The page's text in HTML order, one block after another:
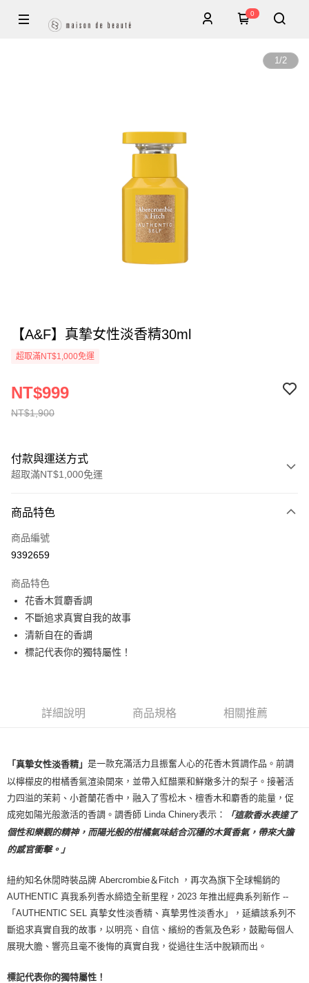
0
1/2
【A&F】真摯女性淡香精30ml
超取滿NT$1,000免運
NT$1,900
NT$999
付款與運送方式
超取滿NT$1,000免運
信用卡一次付款
ATM付款
運送方式
付款後全家取貨
每筆NT$80，滿NT$1,000(含以上)免運費
付款後萊爾富取貨
每筆NT$80，滿NT$1,000(含以上)免運費
商品特色
商品編號
9392659
商品特色
花香木質麝香調
不斷追求真實自我的故事
清新自在的香調
標記代表你的獨特屬性！
詳細說明 商品規格 相關推薦
「真摯女性淡香精」 是一款充滿活力且振奮人心的花香木質調作品。前調
以檸檬皮的柑橘香氣渲染開來，並帶入紅醋栗和鮮嫩多汁的梨子。接著活
力四溢的茉莉、小蒼蘭花香中，融入了雪松木、檀香木和麝香的能量，促
成宛如陽光般激活的香調。調香師 Linda Chinery表示：
「這款香水表達了
個性和樂觀的精神，而陽光般的柑橘氣味結合沉穩的木質香氣，帶來大膽
的感官衝擊。」
紐約知名休閒時裝品牌 Abercrombie＆Fitch ，再次為旗下全球暢銷的
AUTHENTIC 真我系列香水締造全新里程，2023 年推出經典系列新作 --
「AUTHENTIC SEL 真摯女性淡香精、真摯男性淡香水」，延續該系列不
斷追求真實自我的故事，以明亮、自信、繽紛的香氣及色彩，鼓勵每個人
展現大膽、響亮且毫不後悔的真實自我，從過往生活中脫穎而出。
標記代表你的獨特屬性！